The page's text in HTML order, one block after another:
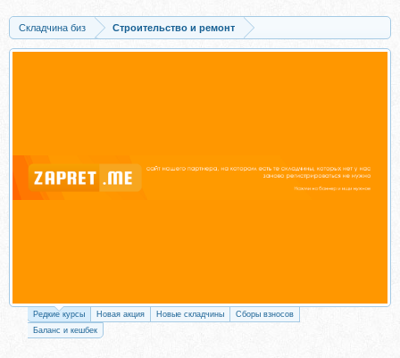
Складчина биз
Строительство и ремонт
Скачать [Просто Ремонт] Как делают недорогие, но крутые интерьеры
Редкие курсы Новая акция Новые складчины
Сборы взносов
Баланс и кешбек